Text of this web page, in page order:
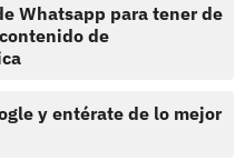
Whatsapp para tener de
de
y entérate de lo mejor